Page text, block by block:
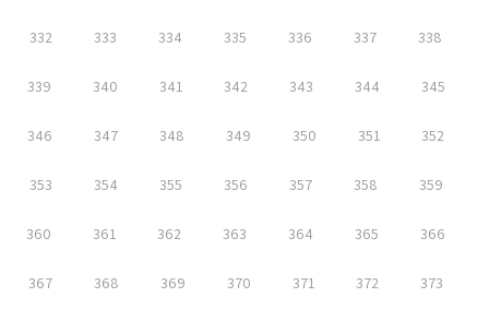
332 333 334 335 336 337 338
339 340 341 342 343 344 345
346 347 348 349 350 351 352
353 354 355 356 357 358 359
360 361 362 363 364 365 366
367 368 369 370 371 372 373